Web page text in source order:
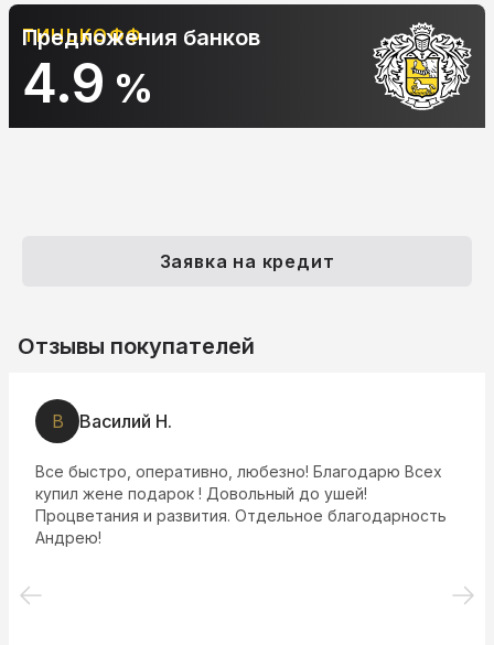
АЛЬФА-БАНК
10.9%
Предложения банков
Заявка на кредит
Отзывы покупателей
В Василий Н.
Все быстро, оперативно, любезно! Благодарю Всех
купил жене подарок ! Довольный до ушей!
Процветания и развития. Отдельное благодарность
Андрею!